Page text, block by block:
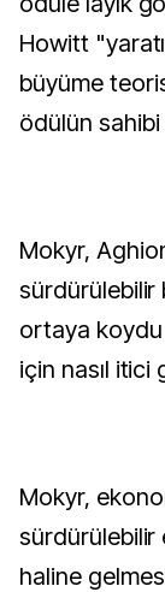
Howitt
büyüme
ödülün
Mokyr,
sürdürülebilir
ortaya koydu
için nasıl itici
Mokyr,
sürdürülebilir
haline